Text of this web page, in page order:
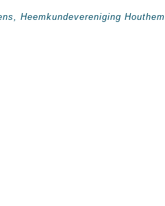
Heemkundevereniging Houthem